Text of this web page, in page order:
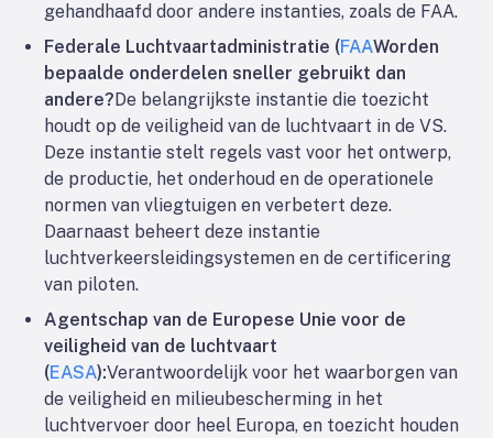
gehandhaafd door andere instanties, zoals de FAA.
Federale Luchtvaartadministratie (FAAWorden
bepaalde onderdelen sneller gebruikt dan
andere? De belangrijkste instantie die toezicht
houdt op de veiligheid van de luchtvaart in de VS.
Deze instantie stelt regels vast voor het ontwerp,
de productie, het onderhoud en de operationele
normen van vliegtuigen en verbetert deze.
Daarnaast beheert deze instantie
luchtverkeersleidingsystemen en de certificering
van piloten.
Agentschap van de Europese Unie voor de
veiligheid van de luchtvaart
(EASA):Verantwoordelijk voor het waarborgen van
de veiligheid en milieubescherming in het
luchtvervoer door heel Europa, en toezicht houden